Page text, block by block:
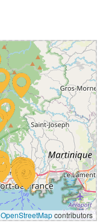
OpenStreetMapcontributors